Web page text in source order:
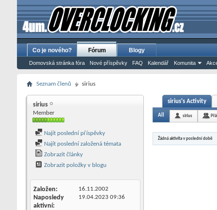
Co je nového? Fórum
Domovská stránka fóra Nové příspěvky FAQ Kalendář Komunita
Blogy
Seznam členů sirius
sirius
Member
Najít poslední příspěvky
Najít poslední založená témata
Zobrazit články
Zobrazit položky v blogu
Založen 16.11.2002
Naposledy
aktivní
19.04.2023 09:36
sirius's Activity
All sirius
Žádná aktivita v poslední době